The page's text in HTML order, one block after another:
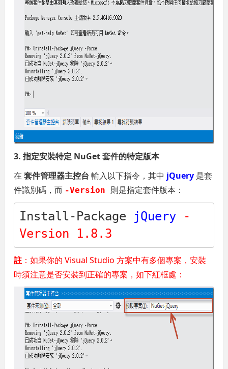
3. 指定安裝特定 NuGet 套件的特定版本
在套件管理器主控台 輸入以下指令，其中 jQuery 是套
件識別碼，而 -Version 則是指定套件版本：
Install-Package jQuery
-
Version 1.8.3
註 ：如果你的 Visual Studio 方案中有多個專案，安裝
時須注意是否安裝到正確的專案，如下紅框處：